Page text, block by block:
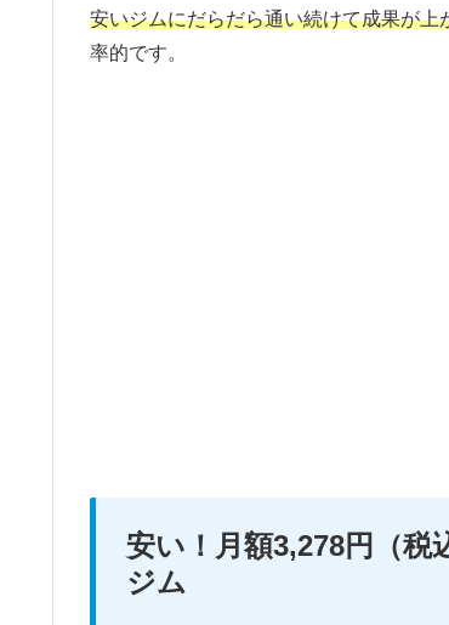
安いジムにだらだら通い続けて成果が
率的です。
安い！月額3,278円（税
ジム